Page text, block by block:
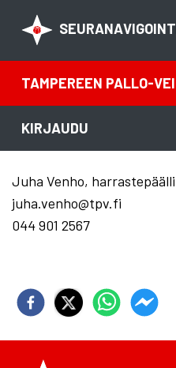
TAMPEREEN PALLO-
KIRJAUDU
Juha Venho,
juha.venho@tpv.fi
044 901 2567